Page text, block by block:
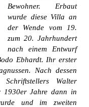
Bewohner. Erbaut
wurde diese Villa an
der Wende vom 19.
zum 20. Jahrhundert
nach einem Entwurf
Ebhardt. Ihr erster
Nach dessen
Walter
1930er Jahre dann in
und im zweiten